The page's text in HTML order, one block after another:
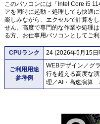
このパソコンには「Intel Core i5
アを同時に起動・処理しても快適
楽しみながら、エクセルで計算を
せん。高度で専門的な作業や処理
る方、お仕事用パソコンとしてご
CPUランク 24 (2026年5月15日
ご利用用途
参考例
WEBデザイン／グ
行を超える高度な
理／AI・高速演算